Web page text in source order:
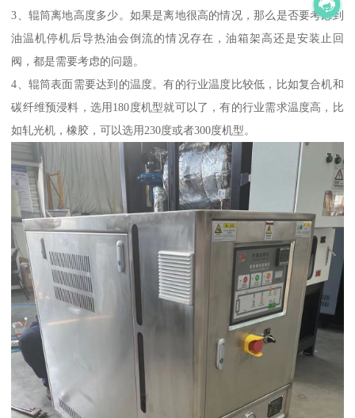
3、辊筒离地高度多少。如果是离地很高的情况，那么是否要考虑到
油温机停机后导热油会倒流的情况存在，油箱架高还是安装止回
阀，都是需要考虑的问题。
4、辊筒表面需要达到的温度。有的行业温度比较低，比如复合机和
碳纤维预浸料，选用180度机型就可以了，有的行业需求温度高，比
如轧光机，橡胶，可以选用230度或者300度机型。